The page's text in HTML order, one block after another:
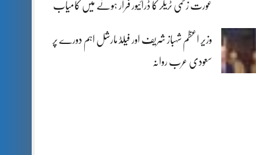
عورت زخمی ٹریلر کا ڈرائیور فرار ہونے میں کامیاب
وزیر اعظم شہباز شریف اور فیلڈ مارشل اہم دورے پر
سعودی عرب روانہ